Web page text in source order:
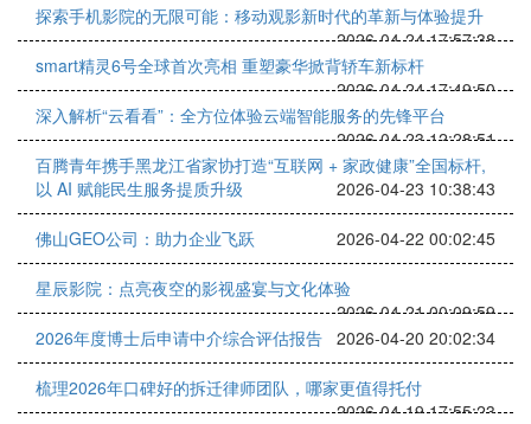
探索手机影院的无限可能：移动观影新时代的革新与体验提升
2026-04-24 17:57:38
smart精灵6号全球首次亮相 重塑豪华掀背轿车新标杆
2026-04-24 17:49:50
深入解析“云看看”：全方位体验云端智能服务的先锋平台
2026-04-23 12:28:51
百腾青年携手黑龙江省家协打造“互联网 + 家政健康”全国标杆,
以 AI 赋能民生服务提质升级
2026-04-23 10:38:43
佛山GEO公司：助力企业飞跃 2026-04-22 00:02:45
星辰影院：点亮夜空的影视盛宴与文化体验
2026-04-21 00:09:59
2026年度博士后申请中介综合评估报告 2026-04-20 20:02:34
梳理2026年口碑好的拆迁律师团队，哪家更值得托付
2026-04-19 17:55:23